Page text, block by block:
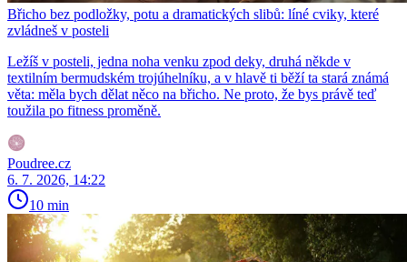
Břicho bez podložky, potu a dramatických slibů: líné cviky, které
zvládneš v posteli
Ležíš v posteli, jedna noha venku zpod deky, druhá někde v
textilním bermudském trojúhelníku, a v hlavě ti běží ta stará známá
věta: měla bych dělat něco na břicho. Ne proto, že bys právě teď
toužila po fitness proměně.
Poudree.cz
6. 7. 2026, 14:22
10 min